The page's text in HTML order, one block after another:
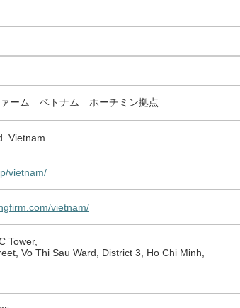
ァーム ベトナム ホーチミン拠点
Vietnam.
vietnam/
vietnam/
Tower,
Vo Thi Sau Ward, District 3, Ho Chi Minh,